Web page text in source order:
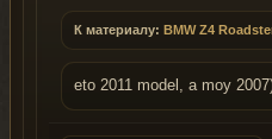
К материалу: BMW Z4
eto 2011 model, a moy